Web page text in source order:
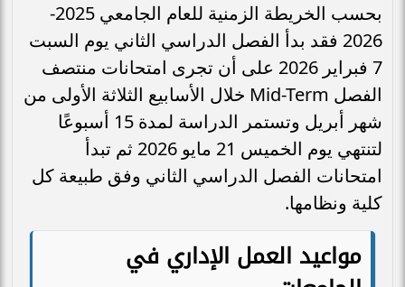
بحسب الخريطة الزمنية للعام الجامعي 2025-
2026 فقد بدأ الفصل الدراسي الثاني يوم السبت
7 فبراير 2026 على أن تجرى امتحانات منتصف
الفصل Mid-Term خلال الأسابيع الثلاثة الأولى من
شهر أبريل وتستمر الدراسة لمدة 15 أسبوعًا
لتنتهي يوم الخميس 21 مايو 2026 ثم تبدأ
امتحانات الفصل الدراسي الثاني وفق طبيعة كل
كلية ونظامها.
مواعيد العمل الإداري في